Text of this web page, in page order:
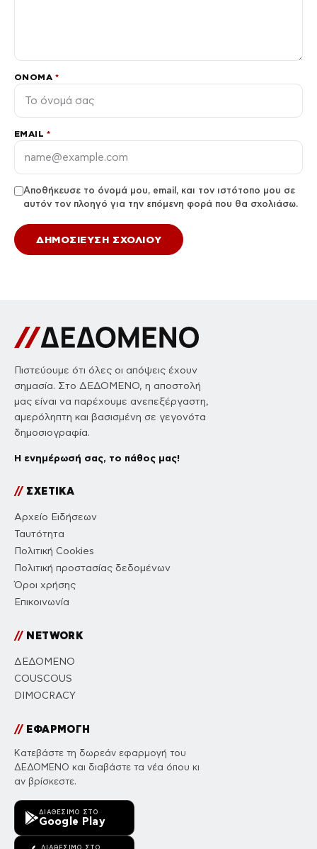
ΌΝΟΜΑ *
EMAIL *
Αποθήκευσε το όνομά μου, email, και τον ιστότοπο μου σε
αυτόν τον πλοηγό για την επόμενη φορά που θα σχολιάσω.
Πιστεύουμε ότι όλες οι απόψεις έχουν
σημασία. Στο ΔΕΔΟΜΕΝΟ, η αποστολή
μας είναι να παρέχουμε ανεπεξέργαστη,
αμερόληπτη και βασισμένη σε γεγονότα
δημοσιογραφία.
Η ενημέρωσή σας, το πάθος μας!
//ΣΧΕΤΙΚΑ
Αρχείο Ειδήσεων
Ταυτότητα
Πολιτική Cookies
Πολιτική προστασίας δεδομένων
Όροι χρήσης
Επικοινωνία
//NETWORK
ΔΕΔΟΜΕΝΟ
COUSCOUS
DIMOCRACY
//ΕΦΑΡΜΟΓΗ
Κατεβάστε τη δωρεάν εφαρμογή του
ΔΕΔΟΜΕΝΟ και διαβάστε τα νέα όπου κι
αν βρίσκεστε.
ΔΙΑΘΈΣΙΜΟ ΣΤΟ
Google Play
ΔΙΑΘΈΣΙΜΟ ΣΤΟ